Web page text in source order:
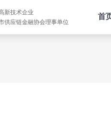
新技术企业
供应链金融协会理事单位
首